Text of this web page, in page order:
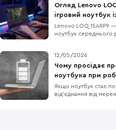
кришці, а те, чи
потрібні програми і
ресурсів на кілька
презентацій,
Огляд Lenovo
ігровий ноутбук
графікою, DDR5
Гц
Lenovo LOQ 15ARP9
ноутбук середнього
повсякденною
Модель не
надтонкою або
вона пропонує
компонентів:
7235HS, диск
12/05/2026
Чому просідає
ноутбука при
батареї?
Якщо ноутбук стає
від’єднання від